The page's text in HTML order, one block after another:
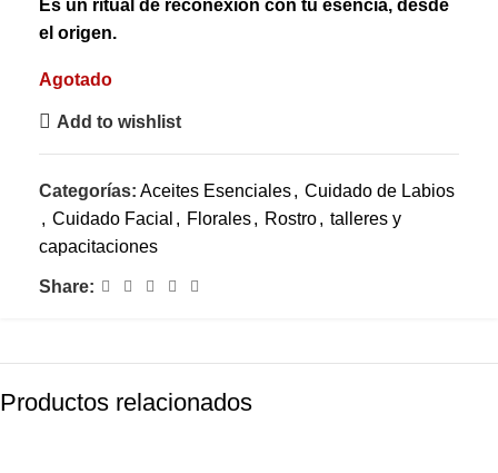
Es un ritual de reconexión con tu esencia, desde
el origen.
Agotado
Add to wishlist
Categorías: Aceites Esenciales, Cuidado de Labios
, Cuidado Facial , Florales, Rostro, talleres y
capacitaciones
Share:
Productos relacionados